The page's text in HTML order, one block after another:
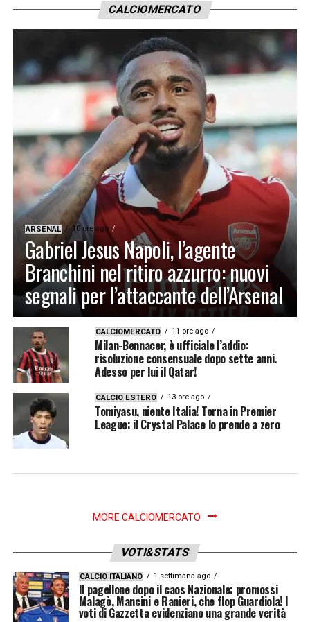
CALCIOMERCATO
ARSENAL 10 ore ago
Gabriel Jesus Napoli, l’agente
Branchini nel ritiro azzurro: nuovi
segnali per l’attaccante dell’Arsenal
CALCIOMERCATO 11 ore ago
Milan-Bennacer, è ufficiale l’addio:
risoluzione consensuale dopo sette anni.
Adesso per lui il Qatar!
CALCIO ESTERO 13 ore ago
Tomiyasu, niente Italia! Torna in Premier
League: il Crystal Palace lo prende a zero
MORE CALCIOMERCATO
VOTI&STATS
CALCIO ITALIANO 1 settimana ago
Il pagellone dopo il caos Nazionale: promossi
Malagò, Mancini e Ranieri, che flop Guardiola! I
voti di Gazzetta evidenziano una grande verità